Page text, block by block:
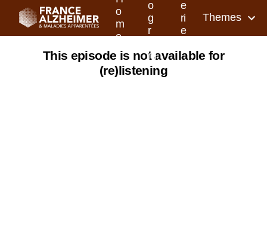
o
m
e
o
g
r
m
e
ri
e
Themes
This episode is not available for
(re)listening